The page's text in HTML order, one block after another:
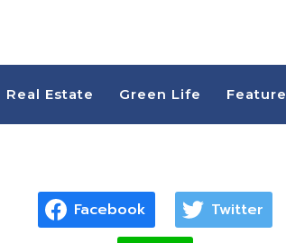
Real Estate Green Life Feature
Facebook Twitter